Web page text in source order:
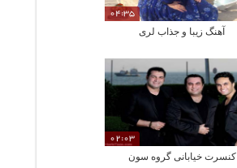
04:35
آهنگ زیبا و جذاب لری
02:03
کنسرت خیابانی گروه سون